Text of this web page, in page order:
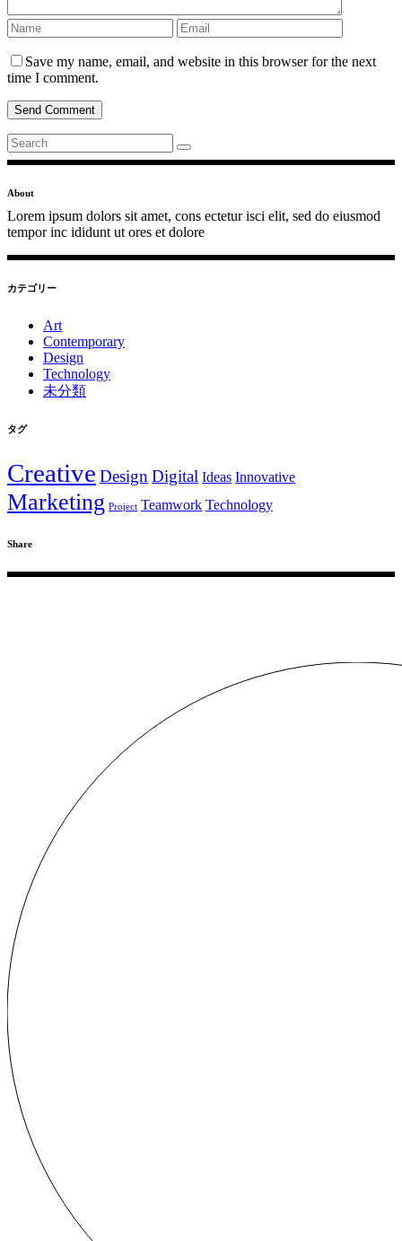
Save my name, email, and website in this browser for the next
time I comment.
Send Comment
Search
for:
About
Lorem ipsum dolors sit amet, cons ectetur isci elit, sed do eiusmod
tempor inc ididunt ut ores et dolore
カテゴリー
Art
Contemporary
Design
Technology
未分類
タグ
Creative Design Digital Ideas Innovative
Marketing Project Teamwork Technology
Share